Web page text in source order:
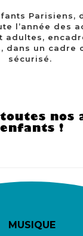
Parisiens,
l’année des
adultes,
dans un cadre
sécurisé.
nos
enfants !
MUSIQUE